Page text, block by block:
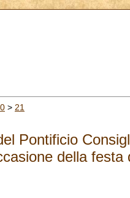
> 21
Pontificio
della festa